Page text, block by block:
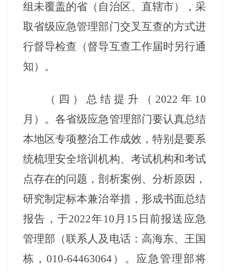
组未覆盖的省（自治区、直辖市），采
取省级应急管理部门交叉互查的方式进
行督导检查（督导互查工作届时另行通
知）。
（四）总结提升（ 2022年10
月）。各省级应急管理部门要认真总结
本地区专项整治工作成效，特别是要系
统梳理安全培训机构、考试机构和考试
点存在的问题，剖析案例、分析原因，
研究制定标本兼治举措，形成书面总结
报告，于2022年10月15日前报送应急
管理部（联系人及电话：高海东、王国
栋，010-64463064）。应急管理部将